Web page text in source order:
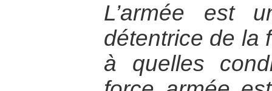
L’armée est
détentrice de la
à quelles